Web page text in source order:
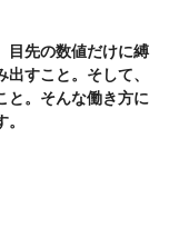
目先の数値だけに縛
すこと。そして、
と。そんな働き方に